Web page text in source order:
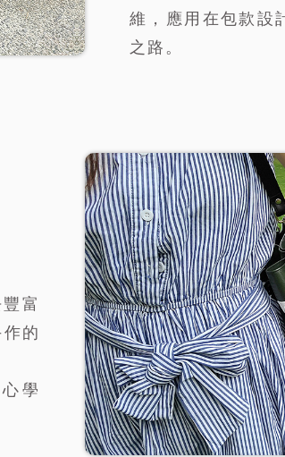
維，應用在包款設
之路。
富
的
學